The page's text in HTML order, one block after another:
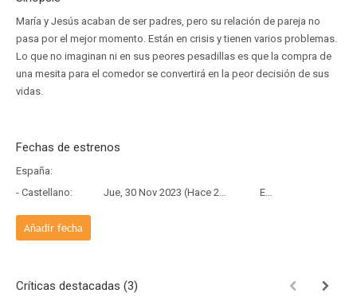
María y Jesús acaban de ser padres, pero su relación de pareja no
pasa por el mejor momento. Están en crisis y tienen varios problemas.
Lo que no imaginan ni en sus peores pesadillas es que la compra de
una mesita para el comedor se convertirá en la peor decisión de sus
vidas.
Fechas de estrenos
España:
- Castellano:
Jue, 30 Nov 2023 (Hace 2 años y 8 meses) Estreno
Añadir fecha
Críticas destacadas (3)